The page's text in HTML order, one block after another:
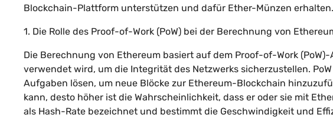
Blockchain-Plattform unterstützen und dafür Ether-Münzen erhalten.
1. Die Rolle des Proof-of-Work (PoW) bei der Berechnung von
Die Berechnung von Ethereum basiert auf dem Proof-of-Work
verwendet wird, um die Integrität des Netzwerks sicherzustellen.
Aufgaben lösen, um neue Blöcke zur Ethereum-Blockchain
kann, desto höher ist die Wahrscheinlichkeit, dass er oder sie mit
als Hash-Rate bezeichnet und bestimmt die Geschwindigkeit und